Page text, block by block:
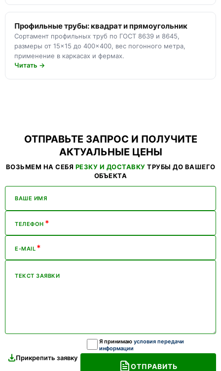
Профильные трубы: квадрат и прямоугольник
Сортамент профильных труб по ГОСТ 8639 и 8645,
размеры от 15×15 до 400×400, вес погонного метра,
применение в каркасах и фермах.
Читать →
ОТПРАВЬТЕ ЗАПРОС И ПОЛУЧИТЕ
АКТУАЛЬНЫЕ ЦЕНЫ
ВОЗЬМЕМ НА СЕБЯ РЕЗКУ И ДОСТАВКУ ТРУБЫ ДО ВАШЕГО
ОБЪЕКТА
ВАШЕ ИМЯ
ТЕЛЕФОН *
E-MAIL *
ТЕКСТ ЗАЯВКИ
Прикрепить заявку
Я принимаю условия передачи
информации
ОТПРАВИТЬ